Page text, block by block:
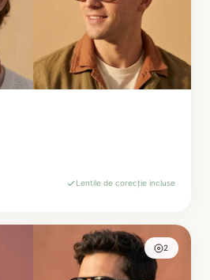
Lentile de corecție incluse
2